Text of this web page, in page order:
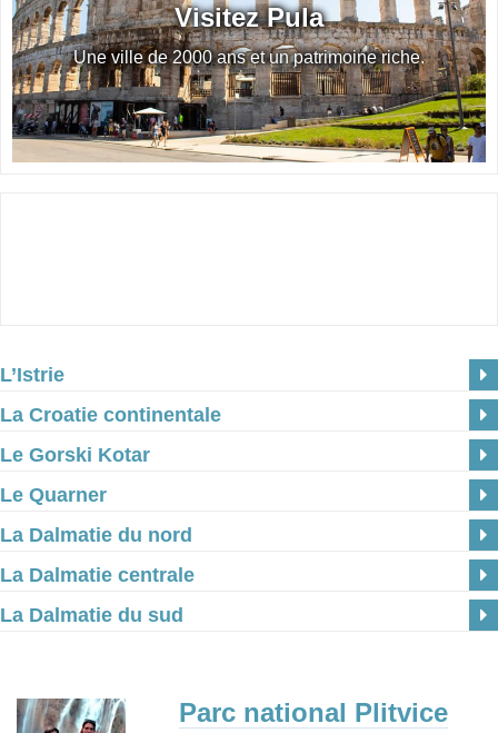
Visitez Pula
Une ville de 2000 ans et un patrimoine riche.
L’Istrie
La Croatie continentale
Le Gorski Kotar
Le Quarner
La Dalmatie du nord
La Dalmatie centrale
La Dalmatie du sud
Parc national Plitvice